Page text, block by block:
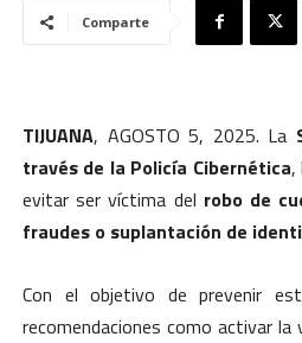
Comparte
TIJUANA, AGOSTO 5, 2025. La
través de la Policía Cibernética,
evitar ser víctima del robo de
fraudes o suplantación de
Con el objetivo de prevenir
recomendaciones como activar